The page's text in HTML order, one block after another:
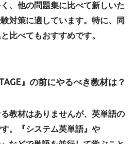
、他の問題集に比べて新しいた
対策に適しています。特に、同
比べてもおすすめです。
』の前にやるべき教材は？
教材はありませんが、英単語の
。『システム英単語』や